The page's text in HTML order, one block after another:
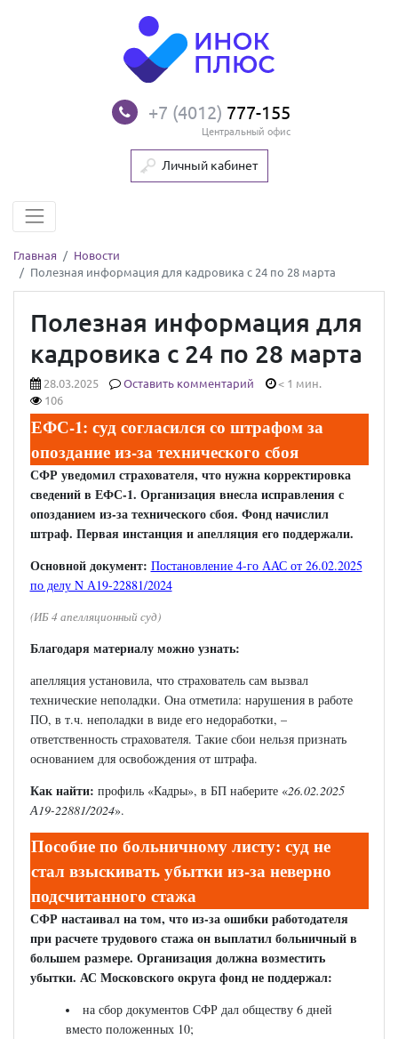
+7 (4012) 777-155
Центральный офис
Личный кабинет
Главная
Новости
Полезная информация для кадровика с 24 по 28 марта
Полезная информация для
кадровика с 24 по 28 марта
28.03.2025 Оставить комментарий
< 1 мин.
106
ЕФС-1: суд согласился со штрафом за
опоздание из-за технического сбоя
СФР уведомил страхователя, что нужна корректировка
сведений в ЕФС-1. Организация внесла исправления с
опозданием из-за технического сбоя. Фонд начислил
штраф. Первая инстанция и апелляция его поддержали.
Основной документ: Постановление 4-го ААС от 26.02.2025
по делу N А19-22881/2024
(ИБ 4 апелляционный суд)
Благодаря материалу можно узнать:
апелляция установила, что страхователь сам вызвал
технические неполадки. Она отметила: нарушения в работе
ПО, в т.ч. неполадки в виде его недоработки, –
ответственность страхователя. Такие сбои нельзя признать
основанием для освобождения от штрафа.
Как найти: профиль «Кадры», в БП наберите «26.02.2025
А19-22881/2024».
Пособие по больничному листу: суд не
стал взыскивать убытки из-за неверно
подсчитанного стажа
СФР настаивал на том, что из-за ошибки работодателя
при расчете трудового стажа он выплатил больничный в
большем размере. Организация должна возместить
убытки. АС Московского округа фонд не поддержал:
на сбор документов СФР дал обществу 6 дней
вместо положенных 10;